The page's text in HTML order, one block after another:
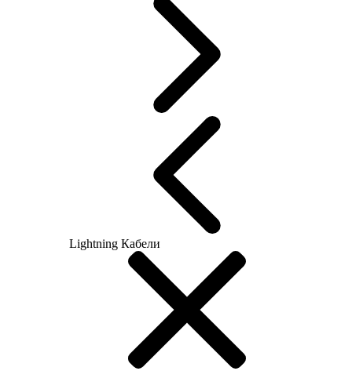
Lightning Кабели